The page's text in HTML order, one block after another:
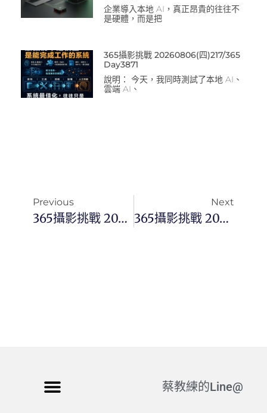
企業導入本地 AI，真正昂貴的往往不
是硬體，而是把
365攝影挑戰 20260806(四)217/365
Day3871
說明： 今天，我同時測試了本地 AI、
雲端 AI、
Previous
365攝影挑戰 20251213(六)347/365 Day3616
Next
365攝影挑戰 20251214(日)348/365 Day3617
蔡教練的Line@